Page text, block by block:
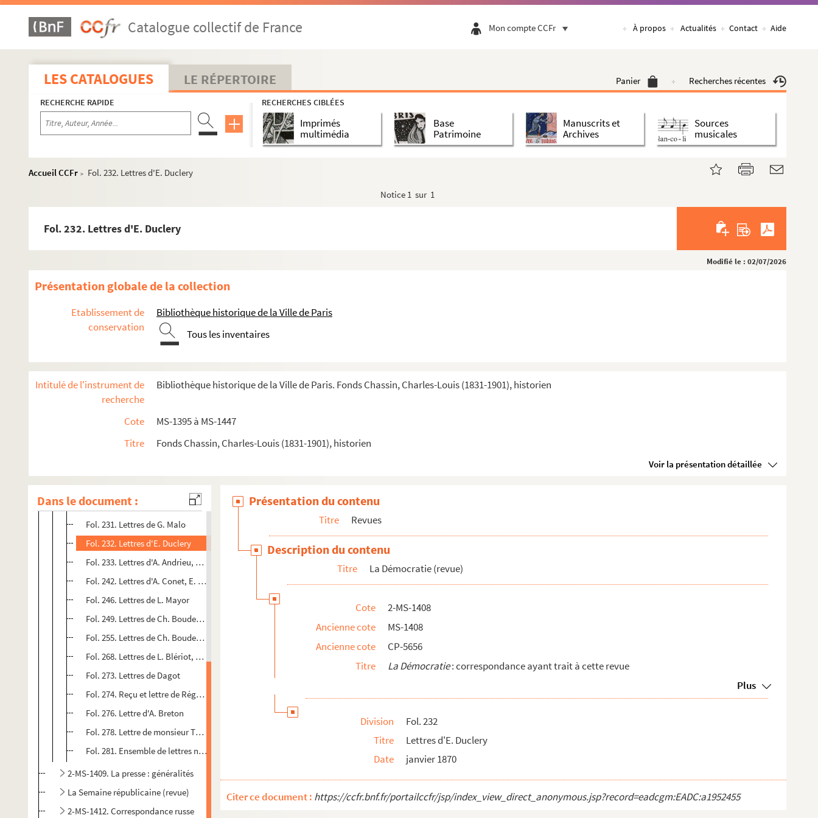
Catalogue collectif de France Mon compte CCFr À propos Actualités Contact Aide
LES CATALOGUES LE RÉPERTOIRE Panier Recherches récentes
RECHERCHE RAPIDE RECHERCHES CIBLÉES
Imprimés
multimédia
Base
Patrimoine
Manuscrits et
Archives
Sources
musicales
Accueil CCFr >
Fol. 232. Lettres d'E. Duclery
Notice 1 sur 1
Fol. 232. Lettres d'E. Duclery
Modifié le : 02/07/2026
Présentation globale de la collection
Etablissement de
conservation
Bibliothèque historique de la Ville de Paris
Tous les inventaires
Intitulé de l'instrument de
recherche
Bibliothèque historique de la Ville de Paris. Fonds Chassin, Charles-Louis (1831-1901), historien
Cote
MS-1395 à MS-1447
Titre
Fonds Chassin, Charles-Louis (1831-1901), historien
Voir la présentation détaillée
Dans le document :
Souvenirs et textes historiques
La Démocratie (revue)
2-MS-1408.La Démocratie: correspondance ayant trait à cette revue
Fol. 1. Lettres d'A. Barrucand, L. Béchet, Cl. Blaise, Louis Blanc, C.A. Breton, Fr. Damé avec dialogue : Pa...
Fol. 35. Lettres de Binnur, G. Bonnin, Th. Brisson, Chevalier, Cohadon, J. David, Delbetz, L. Donnart, E. Gel...
Fol. 116. Lettres d'Ad. Crémieux, L. Deschamps, A. Dumonceau, A. Esquiros, O. Frache, E. Gellion, P. Glaize, J...
Fol. 145. Ensemble de documents divers relatifs àLa Démocratie
Fol. 190. Lettres de Bazaine, T. Bravarel, Chevalier Debray, G. Flourens, G. Hermann et T. Riboli
Fol. 219. Lettres de L. Blanc, E. Boverat, Codet, monsieurA. Gromier, F. Pyat et lettres à signatures multiple...
Fol. 227. Lettres d'E. Antoine, Bazire et Ch. Boudeville
Fol. 231. Lettres de G. Malo
Fol. 232. Lettres d'E. Duclery
Fol. 233. Lettres d'A. Andrieu, J.B. Bocquet, Ch. Boudeville, C. Bouis avec un article :
La gauche et les Jésu...
Fol. 242. Lettres d'A. Conet, E. Hendlé et E. Liévin
Fol. 246. Lettres de L. Mayor
Fol. 249. Lettres de Ch. Boudeville,Faure, Paris, G. Simon
Fol. 255. Lettres de Ch. Boudeville, V. Chauffour, Delaunay, A. Esquiros, P. Mink, Morin, et condamnation de
Fol. 268. Lettres de L. Blériot, Ch. Boudeville, J. David et Joly
Fol. 273. Lettres de Dagot
Fol. 274. Reçu et lettre de Régnier
Fol. 276. Lettre d'A. Breton
Fol. 278. Lettre de monsieur Tourneux
Fol. 281. Ensemble de lettres non datées
2-MS-1409. La presse : généralités
La Semaine républicaine (revue)
2-MS-1412. Correspondance russe
Présentation du contenu
Titre Revues
Description du contenu
Titre La Démocratie (revue)
Cote
2-MS-1408
Ancienne cote
MS-1408
Ancienne cote
CP-5656
Titre
La Démocratie: correspondance ayant trait à cette revue
Plus
Division
Fol. 232
Titre
Lettres d'E. Duclery
Date
janvier 1870
Citer ce document : https://ccfr.bnf.fr/portailccfr/jsp/index_view_direct_anonymous.jsp?record=eadcgm:EADC:a1952455